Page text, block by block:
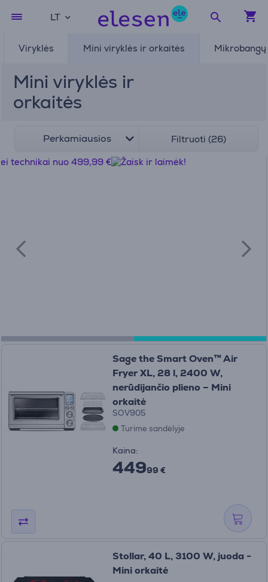
LT
Viryklės Mini viryklės ir orkaitės
Mini viryklės ir
orkaitės
Perkamiausios Filtruoti (26)
Sage the Smart Oven™ Air
Fryer XL, 28 l, 2400 W,
nerūdijančio plieno – Mini
orkaitė
SOV905
Turime sandėlyje
Kaina:
44999 €
Stollar, 40 L, 3100 W, juoda -
Mini orkaitė